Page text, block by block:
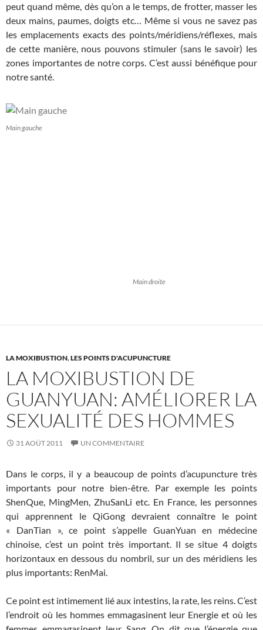
peut quand même, dès qu’on a le temps, de frotter, masser les
deux mains, paumes, doigts etc… Même si vous ne savez pas
les emplacements exacts des points/méridiens/réflexes, mais
de cette manière, nous pouvons stimuler (sans le savoir) les
zones importantes de notre corps. C’est aussi bénéfique pour
notre santé.
Main gauche
Main droite
LA MOXIBUSTION,LES POINTS D'ACUPUNCTURE
LA MOXIBUSTION DE
GUANYUAN: AMÉLIORER LA
SEXUALITÉ DES HOMMES
31 AOÛT 2011 UN COMMENTAIRE
Dans le corps, il y a beaucoup de points d’acupuncture très
importants pour notre bien-être. Par exemple les points
ShenQue, MingMen, ZhuSanLi etc. En France, les personnes
qui apprennent le QiGong devraient connaître le point
« DanTian », ce point s’appelle GuanYuan en médecine
chinoise, c’est un point très important. Il se situe 4 doigts
horizontaux en dessous du nombril, sur un des méridiens les
plus importants: RenMai.
Ce point est intimement lié aux intestins, la rate, les reins. C’est
l’endroit où les hommes emmagasinent leur Energie et où les